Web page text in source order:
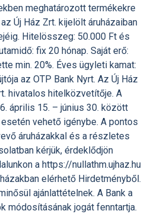
meghatározott termékekre
Új Ház Zrt. kijelölt áruházaiban
Hitelösszeg: 50.000 Ft és
fix 20 hónap. Saját erő:
min. 20%. Éves ügyleti kamat:
az OTP Bank Nyrt. Az Új Ház
hivatalos hitelközvetítője. A
április 15. – június 30. között
vehető igénybe. A pontos
áruházakkal és a részletes
kérjük, érdeklődjön
a https://nullathm.ujhaz.hu
elérhető Hirdetményből.
ajánlattételnek. A Bank a
módosításának jogát fenntartja.